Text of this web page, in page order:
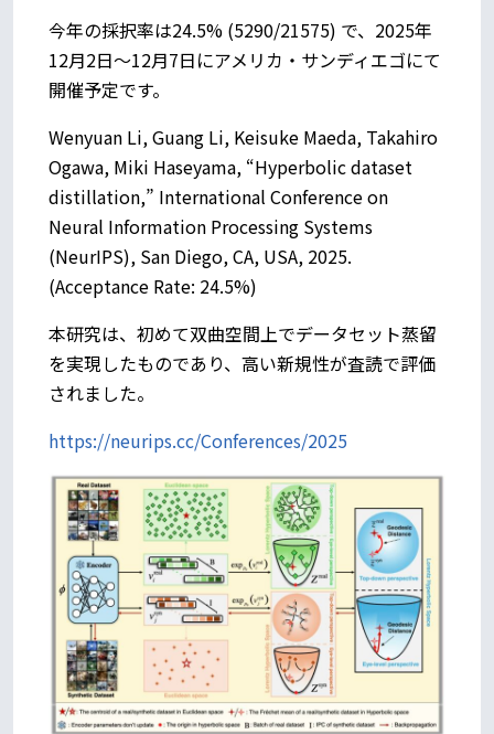
今年の採択率は24.5% (5290/21575) で、2025年
12月2日～12月7日にアメリカ・サンディエゴにて
開催予定です。
Wenyuan Li, Guang Li, Keisuke Maeda, Takahiro
Ogawa, Miki Haseyama, “Hyperbolic dataset
distillation,” International Conference on
Neural Information Processing Systems
(NeurIPS), San Diego, CA, USA, 2025.
(Acceptance Rate: 24.5%)
本研究は、初めて双曲空間上でデータセット蒸留
を実現したものであり、高い新規性が査読で評価
されました。
https://neurips.cc/Conferences/2025